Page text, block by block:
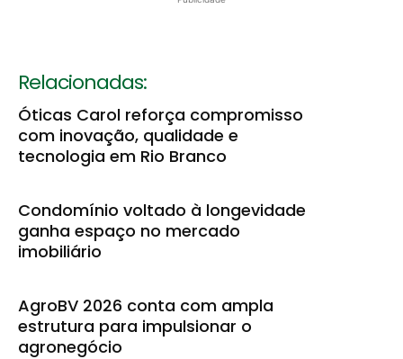
Relacionadas:
Óticas Carol reforça compromisso
com inovação, qualidade e
tecnologia em Rio Branco
Condomínio voltado à longevidade
ganha espaço no mercado
imobiliário
AgroBV 2026 conta com ampla
estrutura para impulsionar o
agronegócio